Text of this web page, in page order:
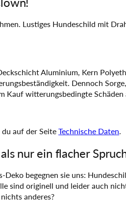
n
h
i
l
A
h
u
n
Lustiges Hundeschild mit
Aluminium, Kern
Dennoch
Kauf witterungsbedingte
auf der Seite Technische Daten.
nur ein flacher
begegnen sie uns:
sind originell und leider auch
anderes?